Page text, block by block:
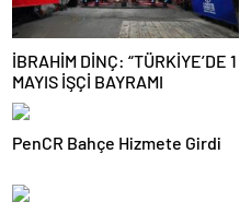
İBRAHİM DİNÇ: “TÜRKİYE’DE 1
MAYIS İŞÇİ BAYRAMI
PenCR Bahçe Hizmete Girdi